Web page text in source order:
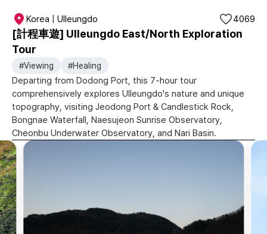
Korea | Ulleungdo
[計程車遊] Ulleungdo East/North Exploration
Tour
4069
#Viewing #Healing
Departing from Dodong Port, this 7-hour tour
comprehensively explores Ulleungdo's nature and unique
topography, visiting Jeodong Port & Candlestick Rock,
Bongnae Waterfall, Naesujeon Sunrise Observatory,
Cheonbu Underwater Observatory, and Nari Basin.